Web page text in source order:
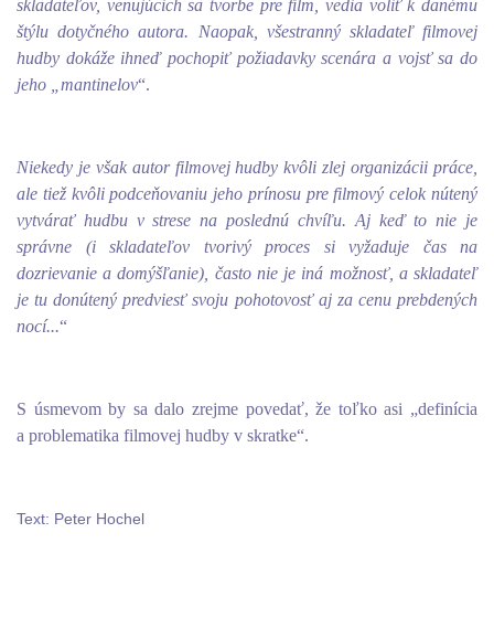
skladateľov, venujúcich sa tvorbe pre film, vedia voliť k danému
štýlu dotyčného autora. Naopak, všestranný skladateľ filmovej
hudby dokáže ihneď pochopiť požiadavky scenára a vojsť sa do
jeho „mantinelov“.
Niekedy je však autor filmovej hudby kvôli zlej organizácii práce,
ale tiež kvôli podceňovaniu jeho prínosu pre filmový celok nútený
vytvárať hudbu v strese na poslednú chvíľu. Aj keď to nie je
správne (i skladateľov tvorivý proces si vyžaduje čas na
dozrievanie a domýšľanie), často nie je iná možnosť, a skladateľ
je tu donútený predviesť svoju pohotovosť aj za cenu prebdených
nocí...“
S úsmevom by sa dalo zrejme povedať, že toľko asi „definícia
a problematika filmovej hudby v skratke“.
Text: Peter Hochel